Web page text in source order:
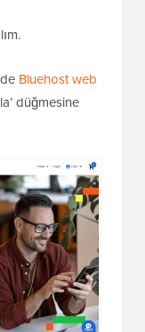
Bluehost web
düğmesine